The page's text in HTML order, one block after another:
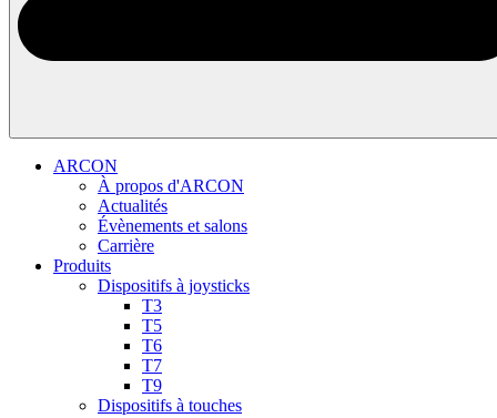
ARCON
À propos d'ARCON
Actualités
Évènements et salons
Carrière
Produits
Dispositifs à joysticks
T3
T5
T6
T7
T9
Dispositifs à touches